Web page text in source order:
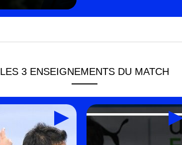
LES 3 ENSEIGNEMENTS DU MATCH